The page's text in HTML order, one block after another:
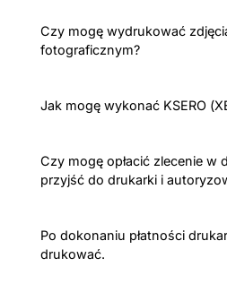
Czy mogę wydrukować
fotograficznym?
Jak mogę wykonać KSERO
Czy mogę opłacić zlecenie w
przyjść do drukarki i
Po dokonaniu płatności
drukować.